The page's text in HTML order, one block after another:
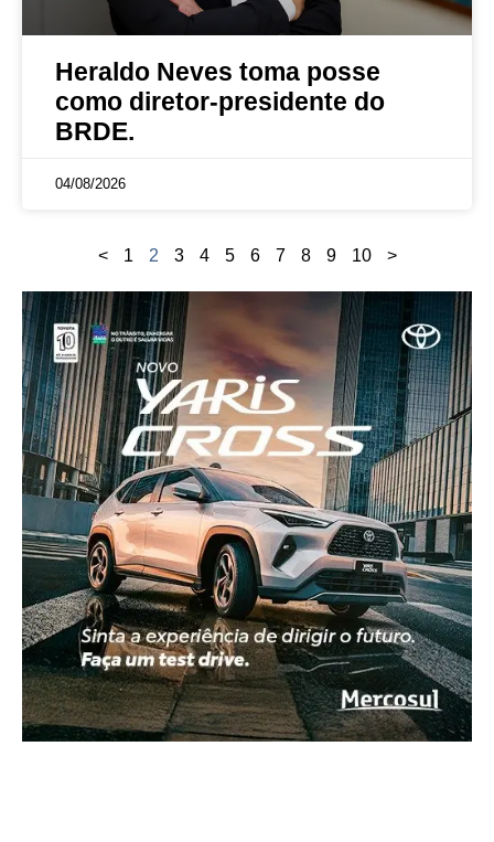
Heraldo Neves toma posse
como diretor-presidente do
BRDE.
04/08/2026
< 1 2 3 4 5 6 7 8 9 10 >